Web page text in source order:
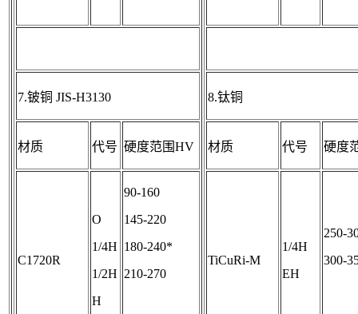
7.铍铜 JIS-H3130 8.钛铜
材质 代号 硬度范围HV 材质 代号 硬度
C1720R
O
1/4H
1/2H
H
90-160
145-220
180-240*
210-270
TiCuRi-M
1/4H
EH
250-
300-